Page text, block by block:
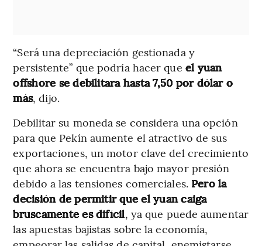
“Será una depreciación gestionada y
persistente” que podría hacer que el yuan
offshore se debilitara hasta 7,50 por dólar o
más, dijo.
Debilitar su moneda se considera una opción
para que Pekín aumente el atractivo de sus
exportaciones, un motor clave del crecimiento
que ahora se encuentra bajo mayor presión
debido a las tensiones comerciales. Pero la
decisión de permitir que el yuan caiga
bruscamente es difícil, ya que puede aumentar
las apuestas bajistas sobre la economía,